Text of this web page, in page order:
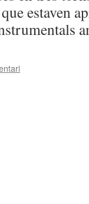
estaven